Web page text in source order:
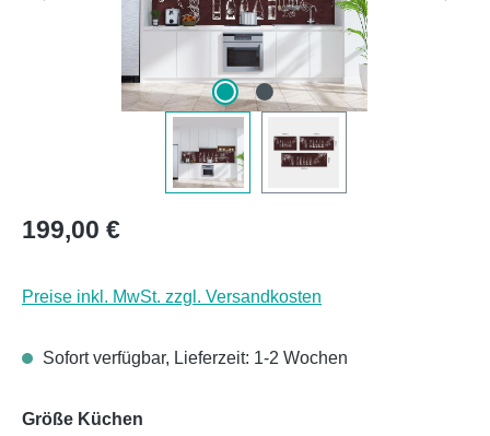
Regulärer Preis:
199,00 €
Preise inkl. MwSt. zzgl. Versandkosten
Sofort verfügbar, Lieferzeit: 1-2 Wochen
Größe Küchen